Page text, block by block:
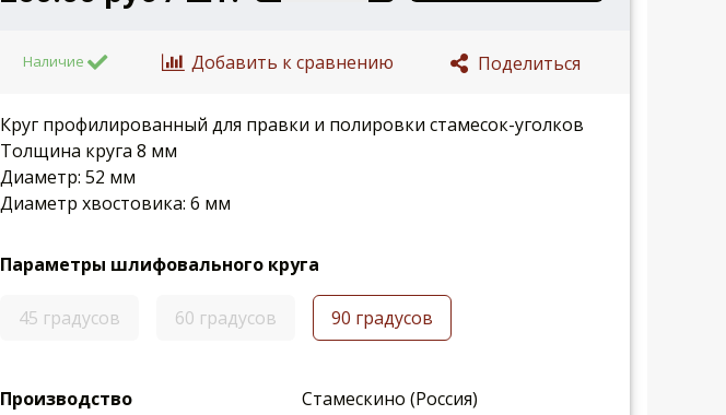
Наличие Добавить к сравнению Поделиться
Круг профилированный для правки и полировки стамесок-уголков
Толщина круга 8 мм
Диаметр: 52 мм
Диаметр хвостовика: 6 мм
Параметры шлифовального круга
45 градусов 60 градусов 90 градусов
Производство
Стамескино (Россия)